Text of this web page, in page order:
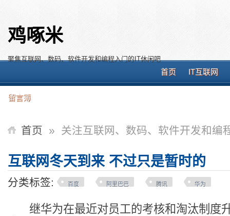
鸡啄米
聚焦互联网、数码、软件开发和编程入门的IT休闲吧
首页 IT互联网
留言簿
首页 » 关注互联网、数码、软件开发和编
互联网冬天到来 不过只是暂时的
分类标签: 百度 阿里巴巴 腾讯 华为
继华为在最近对员工的考核和淘汰制度